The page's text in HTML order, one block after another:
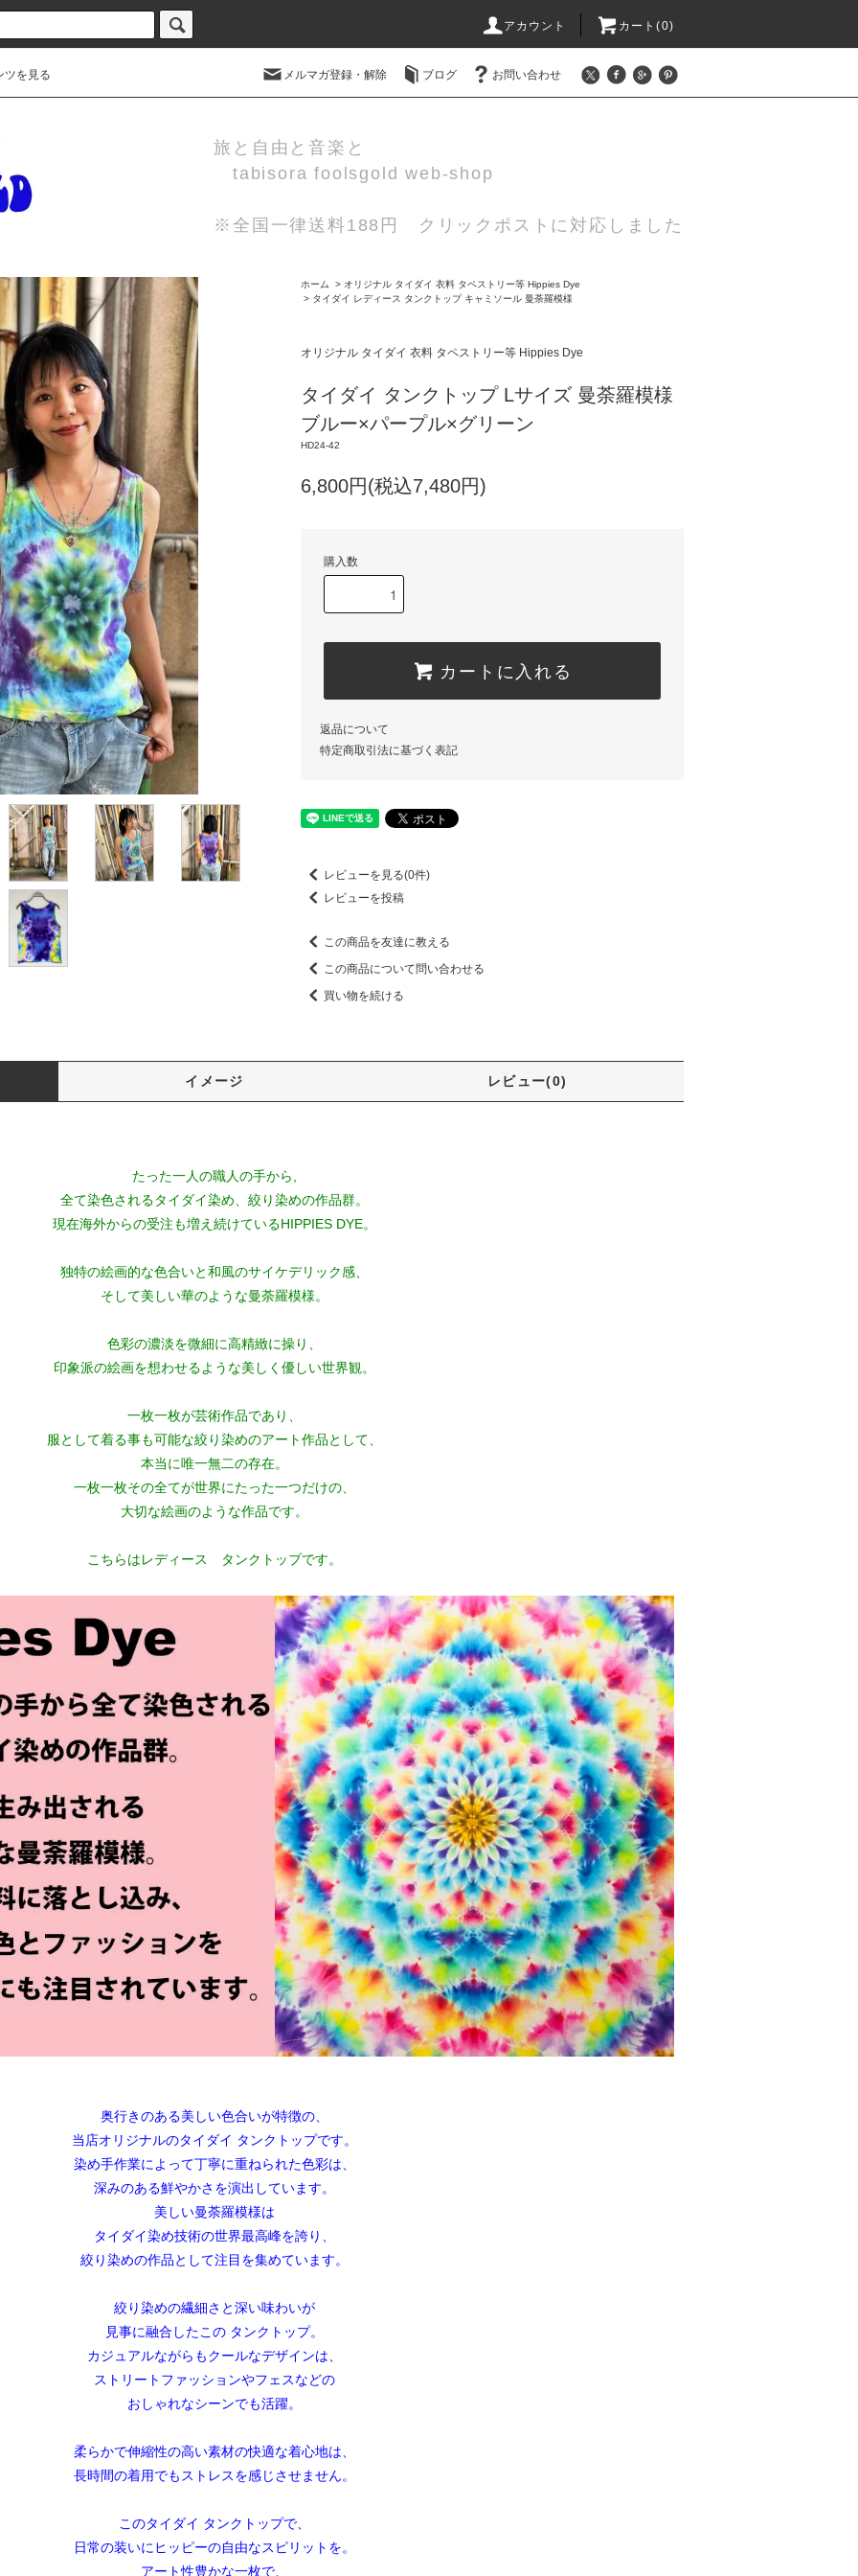
アカウント カート(0)
ツを見る メルマガ登録・解除 ブログ お問い合わせ
旅と自由と音楽と
tabisora foolsgold web-shop
※全国一律送料188円 クリックポストに対応しました
ホーム > オリジナル タイダイ 衣料 タペストリー等 Hippies Dye
> タイダイ レディース タンクトップ キャミソール 曼荼羅模様
オリジナル タイダイ 衣料 タペストリー等 Hippies Dye
タイダイ タンクトップ Lサイズ 曼荼羅模様
ブルー×パープル×グリーン
HD24-42
6,800円(税込7,480円)
購入数
カートに入れる
返品について
特定商取引法に基づく表記
レビューを見る(0件)
レビューを投稿
この商品を友達に教える
この商品について問い合わせる
買い物を続ける
イメージ レビュー(0)
たった一人の職人の手から,
全て染色されるタイダイ染め、絞り染めの作品群。
現在海外からの受注も増え続けているHIPPIES DYE。
独特の絵画的な色合いと和風のサイケデリック感、
そして美しい華のような曼荼羅模様。
色彩の濃淡を微細に高精緻に操り、
印象派の絵画を想わせるような美しく優しい世界観。
一枚一枚が芸術作品であり、
服として着る事も可能な絞り染めのアート作品として、
本当に唯一無二の存在。
一枚一枚その全てが世界にたった一つだけの、
大切な絵画のような作品です。
こちらはレディース タンクトップです。
奥行きのある美しい色合いが特徴の、
当店オリジナルのタイダイ タンクトップです。
染め手作業によって丁寧に重ねられた色彩は、
深みのある鮮やかさを演出しています。
美しい曼荼羅模様は
タイダイ染め技術の世界最高峰を誇り、
絞り染めの作品として注目を集めています。
絞り染めの繊細さと深い味わいが
見事に融合したこの タンクトップ。
カジュアルながらもクールなデザインは、
ストリートファッションやフェスなどの
おしゃれなシーンでも活躍。
柔らかで伸縮性の高い素材の快適な着心地は、
長時間の着用でもストレスを感じさせません。
このタイダイ タンクトップで、
日常の装いにヒッピーの自由なスピリットを。
アート性豊かな一枚で、